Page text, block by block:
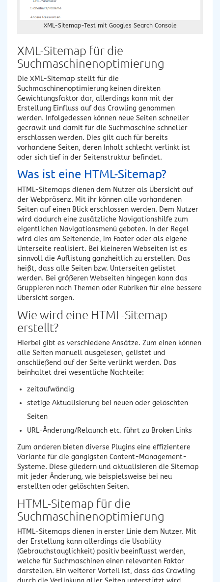
XML-Sitemap-Test mit Googles Search Console
XML-Sitemap für die
Suchmaschinenoptimierung
Die XML-Sitemap stellt für die
Suchmaschinenoptimierung keinen direkten
Gewichtungsfaktor dar, allerdings kann mit der
Erstellung Einfluss auf das Crawling genommen
werden. Infolgedessen können neue Seiten schneller
gecrawlt und damit für die Suchmaschine schneller
erschlossen werden. Dies gilt auch für bereits
vorhandene Seiten, deren Inhalt schlecht verlinkt ist
oder sich tief in der Seitenstruktur befindet.
Was ist eine HTML-Sitemap?
HTML-Sitemaps dienen dem Nutzer als Übersicht auf
der Webpräsenz. Mit ihr können alle vorhandenen
Seiten auf einen Blick erschlossen werden. Dem Nutzer
wird dadurch eine zusätzliche Navigationshilfe zum
eigentlichen Navigationsmenü geboten. In der Regel
wird dies am Seitenende, im Footer oder als eigene
Unterseite realisiert. Bei kleineren Webseiten ist es
sinnvoll die Auflistung ganzheitlich zu erstellen. Das
heißt, dass alle Seiten bzw. Unterseiten gelistet
werden. Bei größeren Webseiten hingegen kann das
Gruppieren nach Themen oder Rubriken für eine bessere
Übersicht sorgen.
Wie wird eine HTML-Sitemap
erstellt?
Hierbei gibt es verschiedene Ansätze. Zum einen können
alle Seiten manuell ausgelesen, gelistet und
anschließend auf der Seite verlinkt werden. Das
beinhaltet drei wesentliche Nachteile:
zeitaufwändig
stetige Aktualisierung bei neuen oder gelöschten
Seiten
URL-Änderung/Relaunch etc. führt zu Broken Links
Zum anderen bieten diverse Plugins eine effizientere
Variante für die gängigsten Content-Management-
Systeme. Diese gliedern und aktualisieren die Sitemap
mit jeder Änderung, wie beispielsweise bei neu
erstellten oder gelöschten Seiten.
HTML-Sitemap für die
Suchmaschinenoptimierung
HTML-Sitemaps dienen in erster Linie dem Nutzer. Mit
der Erstellung kann allerdings die Usability
(Gebrauchstauglichkeit) positiv beeinflusst werden,
welche für Suchmaschinen einen relevanten Faktor
darstellen. Ein weiterer Vorteil ist, dass das Crawling